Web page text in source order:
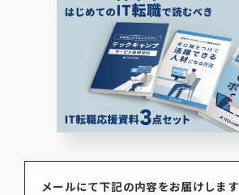
メールにて下記の内容をお届けします